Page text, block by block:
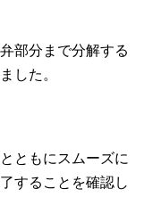
部分まで分解する
した。
ともにスムーズに
することを確認し